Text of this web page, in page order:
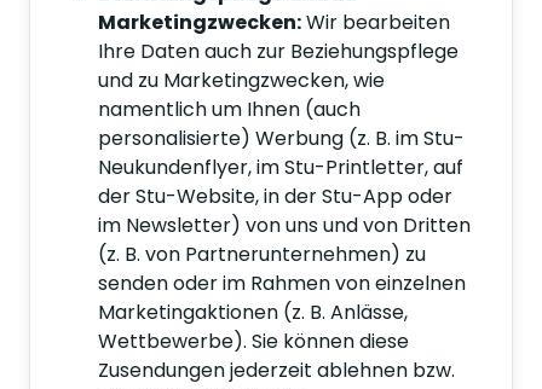
Marketingzwecken:Wir bearbeiten
Ihre Daten auch zur Beziehungspflege
und zu Marketingzwecken, wie
namentlich um Ihnen (auch
personalisierte) Werbung (z. B. im Stu-
Neukundenflyer, im Stu-Printletter, auf
der Stu-Website, in der Stu-App oder
im Newsletter) von uns und von Dritten
(z. B. von Partnerunternehmen) zu
senden oder im Rahmen von einzelnen
Marketingaktionen (z. B. Anlässe,
Wettbewerbe). Sie können diese
Zusendungen jederzeit ablehnen bzw.